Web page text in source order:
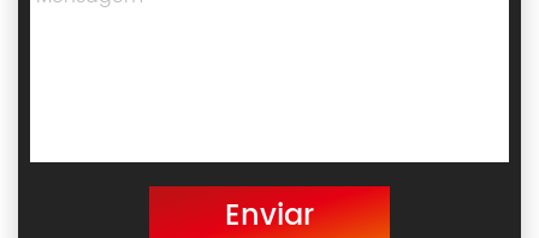
Enviar